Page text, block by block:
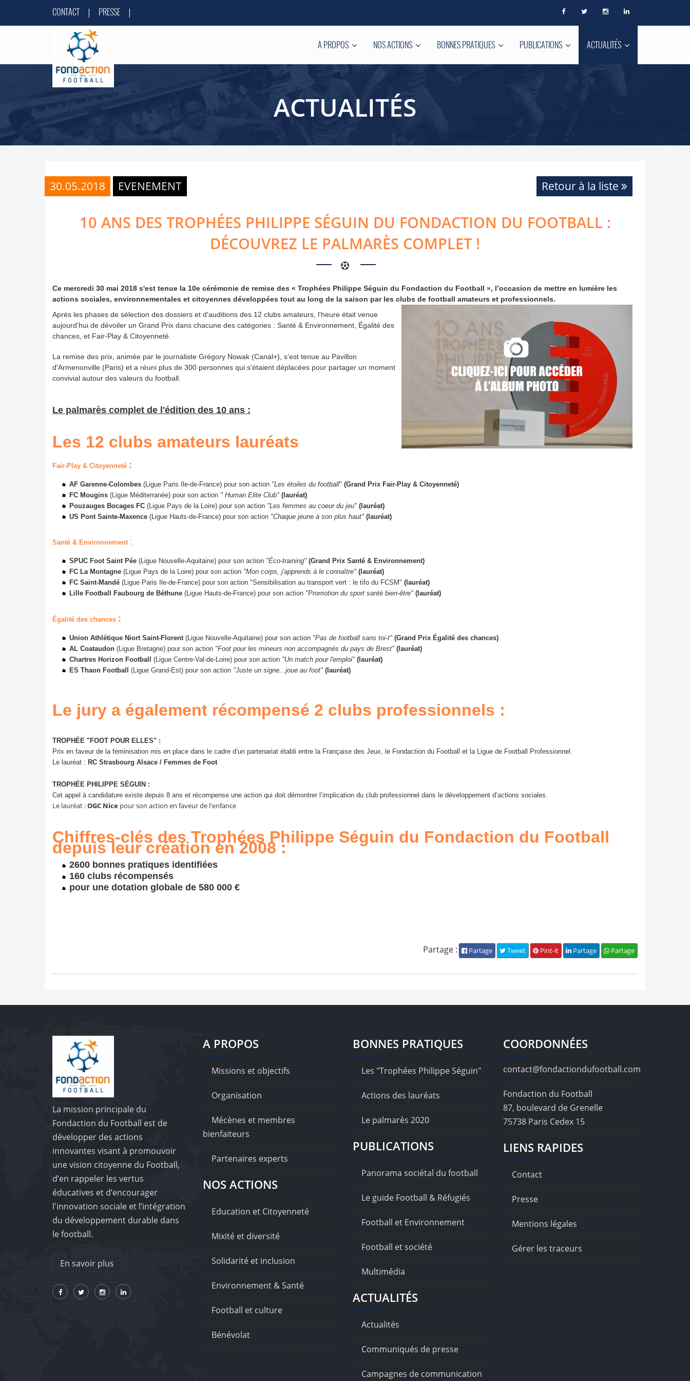
CONTACT | PRESSE |
A PROPOS NOS ACTIONS BONNES PRATIQUES PUBLICATIONS ACTUALITÉS
ACTUALITÉS
30.05.2018 EVENEMENT Retour à la liste
10 ANS DES TROPHÉES PHILIPPE SÉGUIN DU FONDACTION DU FOOTBALL :
DÉCOUVREZ LE PALMARÈS COMPLET !
Ce mercredi 30 mai 2018 s'est tenue la 10e cérémonie de remise des « Trophées Philippe Séguin du Fondaction du Football », l’occasion de mettre en lumière les
actions sociales, environnementales et citoyennes développées tout au long de la saison par les clubs de football amateurs et professionnels.
Après les phases de sélection des dossiers et d'auditions des 12 clubs amateurs, l'heure était venue
aujourd'hui de dévoiler un Grand Prix dans chacune des catégories : Santé & Environnement, Égalité des
chances, et Fair-Play & Citoyenneté.
La remise des prix, animée par le journaliste Grégory Nowak (Canal+), s’est tenue au Pavillon
d'Armenonville (Paris) et a réuni plus de 300 personnes qui s’étaient déplacées pour partager un moment
convivial autour des valeurs du football.
Le palmarès complet de l'édition des 10 ans :
Les 12 clubs amateurs lauréats
Fair-Play & Citoyenneté :
AF Garenne-Colombes(Ligue Paris Ile-de-France) pour son action "Les étoiles du football" (Grand Prix Fair-Play & Citoyenneté)
FC Mougins(Ligue Méditerranée) pour son action " Human Elite Club"(lauréat)
Pouzauges Bocages FC(Ligue Pays de la Loire) pour son action "Les femmes au coeur du jeu"(lauréat)
US Pont Sainte-Maxence(Ligue Hauts-de-France) pour son action "Chaque jeune à son plus haut"(lauréat)
Santé & Environnement :
SPUC Foot Saint Pée(Ligue Nouvelle-Aquitaine) pour son action "Éco-training" (Grand Prix Santé & Environnement)
FC La Montagne(Ligue Pays de la Loire) pour son action "Mon corps, j'apprends à le connaître" (lauréat)
FC Saint-Mandé(Ligue Paris Ile-de-France) pour son action "Sensibilisation au transport vert : le tifo du FCSM" (lauréat)
Lille Football Faubourg de Béthune(Ligue Hauts-de-France) pour son action "Promotion du sport santé bien-être"(lauréat)
Égalité des chances :
Union Athlétique Niort Saint-Florent (Ligue Nouvelle-Aquitaine) pour son action "Pas de football sans toi-t" (Grand Prix Égalité des chances)
AL Coataudon(Ligue Bretagne) pour son action "Foot pour les mineurs non accompagnés du pays de Brest"(lauréat)
Chartres Horizon Football (Ligue Centre-Val-de-Loire) pour son action "Un match pour l'emploi"(lauréat)
ES Thaon Football (Ligue Grand-Est) pour son action "Juste un signe...joue au foot"(lauréat)
Le jury a également récompensé 2 clubs professionnels :
TROPHÉE "FOOT POUR ELLES" :
Prix en faveur de la féminisation mis en place dans le cadre d’un partenariat établi entre la Française des Jeux, le Fondaction du Football et la Ligue de Football Professionnel.
Le lauréat : RC Strasbourg Alsace / Femmes de Foot
TROPHÉE PHILIPPE SÉGUIN :
Cet appel à candidature existe depuis 8 ans et récompense une action qui doit démontrer l’implication du club professionnel dans le développement d’actions sociales.
Le lauréat :OGC Nice pour son action en faveur de l'enfance
Chiffres-clés des Trophées Philippe Séguin du Fondaction du Football
depuis leur création en 2008 :
2600 bonnes pratiques identifiées
160 clubs récompensés
pour une dotation globale de 580 000 €
Partage
Partage
Pint-it
Tweet
Partage
Partage :
La mission principale du
Fondaction du Football est de
développer des actions
innovantes visant à promouvoir
une vision citoyenne du Football,
d’en rappeler les vertus
éducatives et d’encourager
l'innovation sociale et l’intégration
du développement durable dans
le football.
En savoir plus
A PROPOS
Missions et objectifs
Organisation
Mécènes et membres
bienfaiteurs
Partenaires experts
NOS ACTIONS
Education et Citoyenneté
Mixité et diversité
Solidarité et inclusion
Environnement & Santé
Football et culture
Bénévolat
BONNES PRATIQUES
Les "Trophées Philippe Séguin"
Actions des lauréats
Le palmarès 2020
PUBLICATIONS
Panorama sociétal du football
Le guide Football & Réfugiés
Football et Environnement
Football et société
Multimédia
ACTUALITÉS
Actualités
Communiqués de presse
Campagnes de communication
COORDONNÉES
contact@fondactiondufootball.com
Fondaction du Football
87, boulevard de Grenelle
75738 Paris Cedex 15
LIENS RAPIDES
Contact
Presse
Mentions légales
Gérer les traceurs